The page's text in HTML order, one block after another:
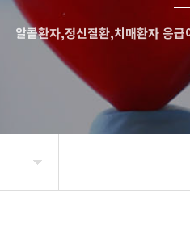
알콜환자,정신질환,치매환자 응